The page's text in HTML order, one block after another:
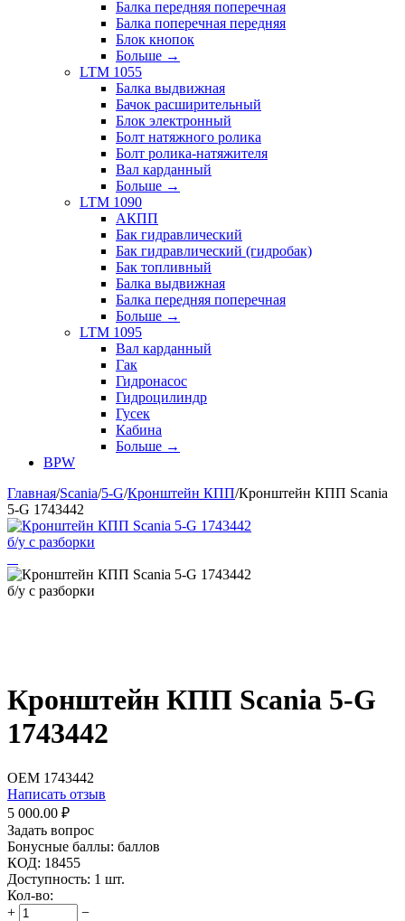
Балка передняя поперечная
Балка поперечная передняя
Блок кнопок
Больше →
LTM 1055
Балка выдвижная
Бачок расширительный
Блок электронный
Болт натяжного ролика
Болт ролика-натяжителя
Вал карданный
Больше →
LTM 1090
АКПП
Бак гидравлический
Бак гидравлический (гидробак)
Бак топливный
Балка выдвижная
Балка передняя поперечная
Больше →
LTM 1095
Вал карданный
Гак
Гидронасос
Гидроцилиндр
Гусек
Кабина
Больше →
BPW
Главная/Scania/5-G/Кронштейн КПП/Кронштейн КПП Scania
5-G 1743442
Кронштейн КПП Scania 5-G
1743442
OEM 1743442
Написать отзыв
5 000.00 ₽
Задать вопрос
Бонусные баллы: баллов
КОД: 18455
Доступность: 1 шт.
Кол-во:
+
−